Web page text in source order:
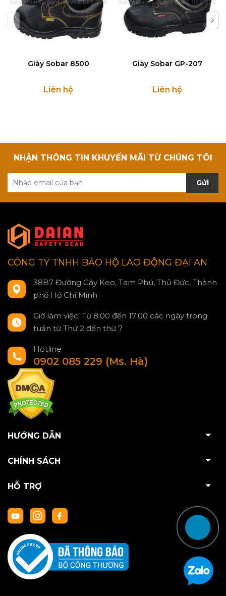
Giày Sobar 8500
Liên hệ
Giày Sobar GP-207
Liên hệ
NHẬN THÔNG TIN KHUYẾN MÃI TỪ CHÚNG TÔI
Gửi
CÔNG TY TNHH BẢO HỘ LAO ĐỘNG ĐẠI AN
38B7 Đường Cây Keo, Tam Phú, Thủ Đức, Thành
phố Hồ Chí Minh
Giờ làm việc: Từ 8:00 đến 17:00 các ngày trong
tuần từ Thứ 2 đến thứ 7
Hotline
0902 085 229 (Ms. Hà)
HƯỚNG DẪN
CHÍNH SÁCH
HỖ TRỢ